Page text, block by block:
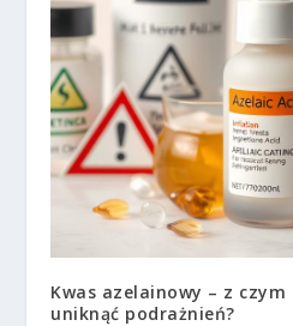
Kwas azelainowy – z czym
uniknąć podrażnień?